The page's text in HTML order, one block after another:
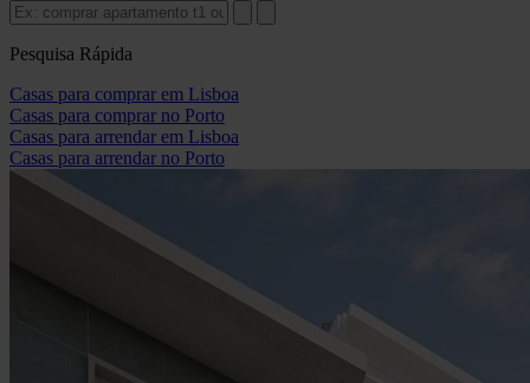
Pesquisa Rápida
Casas para comprar em Lisboa
Casas para comprar no Porto
Casas para arrendar em Lisboa
Casas para arrendar no Porto